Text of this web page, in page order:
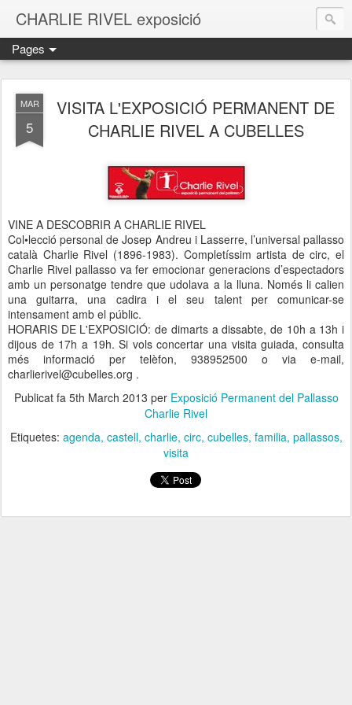
CHARLIE RIVEL exposició
Pages
MAR
5
VISITA L'EXPOSICIÓ PERMANENT DE
CHARLIE RIVEL A CUBELLES
VINE A DESCOBRIR A CHARLIE RIVEL
Col•lecció personal de Josep Andreu i Lasserre, l’universal pallasso
català Charlie Rivel (1896-1983). Completíssim artista de circ, el
Charlie Rivel pallasso va fer emocionar generacions d’espectadors
amb un personatge tendre que udolava a la lluna. Només li calien
una guitarra, una cadira i el seu talent per comunicar-se
intensament amb el públic.
HORARIS DE L'EXPOSICIÓ: de dimarts a dissabte, de 10h a 13h i
dijous de 17h a 19h. Si vols concertar una visita guiada, consulta
més informació per telèfon, 938952500 o via e-mail,
charlierivel@cubelles.org .
Publicat fa 5th March 2013 per Exposició Permanent del Pallasso
Charlie Rivel
Etiquetes: agenda castell charlie circ cubelles familia pallassos
visita